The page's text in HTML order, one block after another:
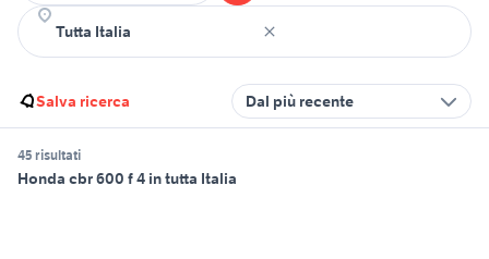
Salva ricerca Dal più recente
45 risultati
Honda cbr 600 f 4 in tutta Italia